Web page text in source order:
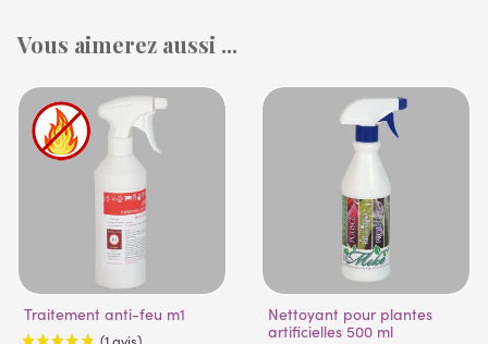
Vous aimerez aussi ...
Traitement anti-feu m1
Nettoyant pour plantes
artificielles 500 ml